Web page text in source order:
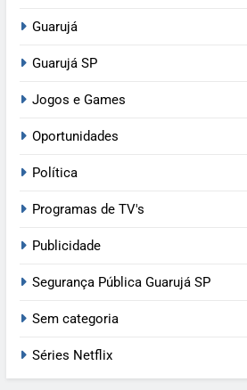
Guarujá
Guarujá SP
Jogos e Games
Oportunidades
Política
Programas de TV's
Publicidade
Segurança Pública Guarujá SP
Sem categoria
Séries Netflix